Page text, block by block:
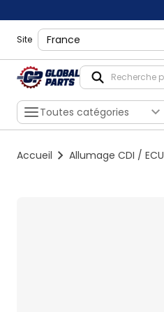
Site shippingLocation
Toutes catégories
Accueil Allumage CDI / ECU